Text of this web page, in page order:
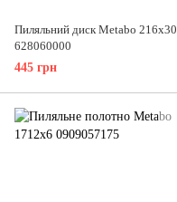
Пиляльний диск Metabo 216x30
628060000
445 грн